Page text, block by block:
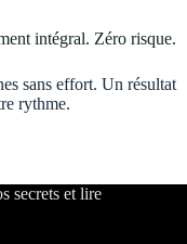
intégral. Zéro risque.
sans effort. Un résultat
rythme.
secrets et lire